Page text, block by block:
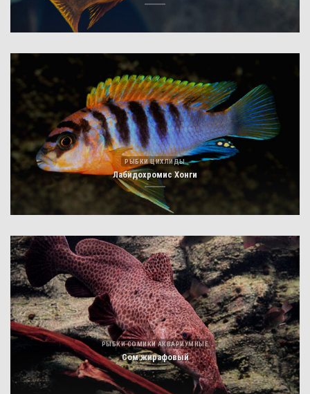
РЫБКИ ЦИХЛИДЫ
Лабидохромис Хонги
РЫБКИ СОМИКИ АКВАРИУМНЫЕ
Сом жирафовый